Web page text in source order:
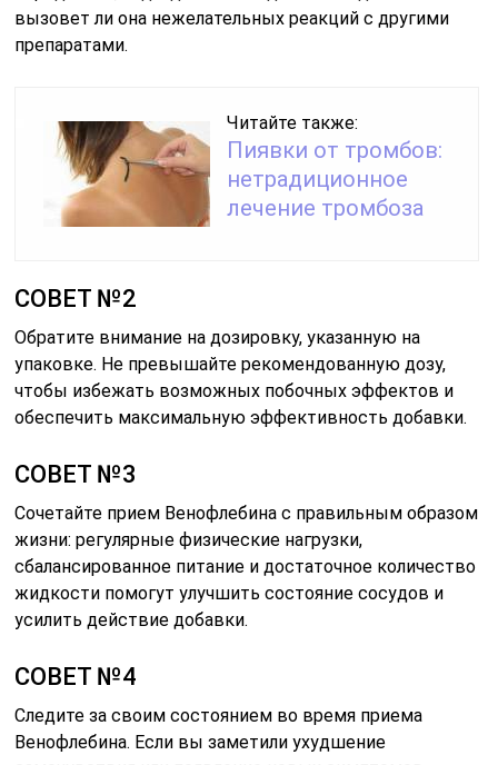
вызовет ли она нежелательных реакций с другими
препаратами.
Читайте также:
Пиявки от тромбов:
нетрадиционное
лечение тромбоза
СОВЕТ №2
Обратите внимание на дозировку, указанную на
упаковке. Не превышайте рекомендованную дозу,
чтобы избежать возможных побочных эффектов и
обеспечить максимальную эффективность добавки.
СОВЕТ №3
Сочетайте прием Венофлебина с правильным образом
жизни: регулярные физические нагрузки,
сбалансированное питание и достаточное количество
жидкости помогут улучшить состояние сосудов и
усилить действие добавки.
СОВЕТ №4
Следите за своим состоянием во время приема
Венофлебина. Если вы заметили ухудшение